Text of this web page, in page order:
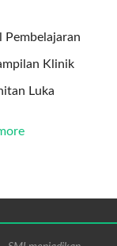
Pembelajaran
Klinik
Luka